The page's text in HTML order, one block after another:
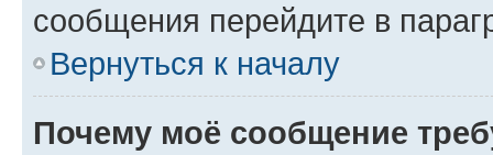
сообщения перейдите в
Вернуться к началу
Почему моё сообщение